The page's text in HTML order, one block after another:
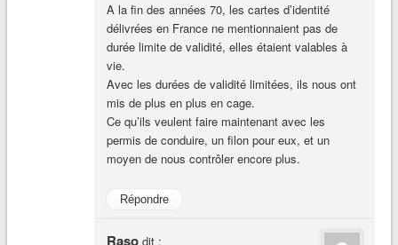
A la fin des années 70, les cartes d’identité
délivrées en France ne mentionnaient pas de
durée limite de validité, elles étaient valables à
vie.
Avec les durées de validité limitées, ils nous ont
mis de plus en plus en cage.
Ce qu’ils veulent faire maintenant avec les
permis de conduire, un filon pour eux, et un
moyen de nous contrôler encore plus.
Répondre
Raso dit :